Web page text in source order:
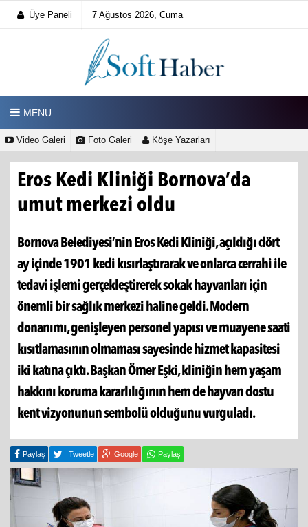
Üye Paneli 7 Ağustos 2026, Cuma
MENU
Video Galeri Foto Galeri Köşe Yazarları
Eros Kedi Kliniği Bornova’da
umut merkezi oldu
Bornova Belediyesi’nin Eros Kedi Kliniği, açıldığı dört
ay içinde 1901 kedi kısırlaştırarak ve onlarca cerrahi ile
tedavi işlemi gerçekleştirerek sokak hayvanları için
önemli bir sağlık merkezi haline geldi. Modern
donanımı, genişleyen personel yapısı ve muayene saati
kısıtlamasının olmaması sayesinde hizmet kapasitesi
iki katına çıktı. Başkan Ömer Eşki, kliniğin hem yaşam
hakkını koruma kararlılığının hem de hayvan dostu
kent vizyonunun sembolü olduğunu vurguladı.
Paylaş Tweetle Google Paylaş